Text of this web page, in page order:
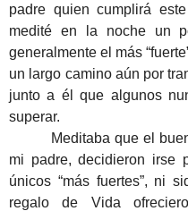
padre quien cumplirá
medité en la noche un
generalmente el más
un largo camino aún por
junto a él que algunos
superar.
Meditaba que el
mi padre, decidieron irse
únicos “más fuertes”, ni
regalo de Vida